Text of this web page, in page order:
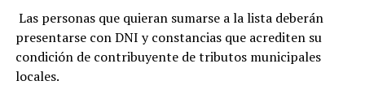
Las personas que quieran sumarse a la lista deberán
presentarse con DNI y constancias que acrediten su
condición de contribuyente de tributos municipales
locales.